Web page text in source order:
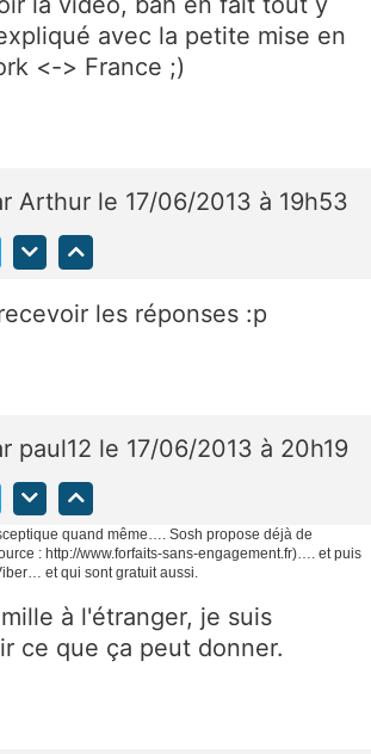
avec la petite mise en
<-> France ;)
Arthur le 17/06/2013 à 19h53
les réponses :p
paul12 le 17/06/2013 à 20h19
quand même…. Sosh propose déjà de
: http://www.forfaits-sans-engagement.fr)…. et puis
et qui sont gratuit aussi.
à l'étranger, je suis
ce que ça peut donner.